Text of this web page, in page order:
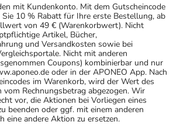
mit Kundenkonto. Mit dem Gutscheincode
10 % Rabatt für Ihre erste Bestellung, ab
von 49 € (Warenkorbwert). Nicht
Artikel, Bücher,
und Versandkosten sowie bei
Nicht mit anderen
Coupons) kombinierbar und nur
oder in der APONEO App. Nach
im Warenkorb, wird der Wert des
Rechnungsbetrag abgezogen. Wir
vor, die Aktionen bei Vorliegen eines
beenden oder ggf. mit einem anderen
eine andere Aktion zu ersetzen.